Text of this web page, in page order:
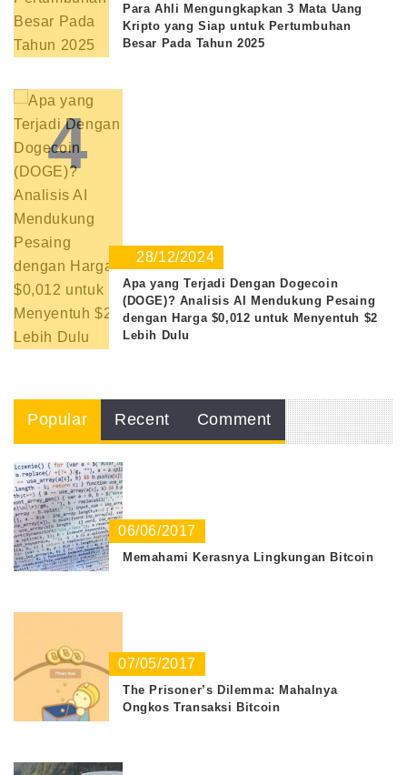
Para Ahli Mengungkapkan 3 Mata Uang
Kripto yang Siap untuk Pertumbuhan
Besar Pada Tahun 2025
4
28/12/2024
Apa yang Terjadi Dengan Dogecoin
(DOGE)? Analisis AI Mendukung Pesaing
dengan Harga $0,012 untuk Menyentuh $2
Lebih Dulu
Popular Recent Comment
06/06/2017
Memahami Kerasnya Lingkungan Bitcoin
07/05/2017
The Prisoner’s Dilemma: Mahalnya
Ongkos Transaksi Bitcoin